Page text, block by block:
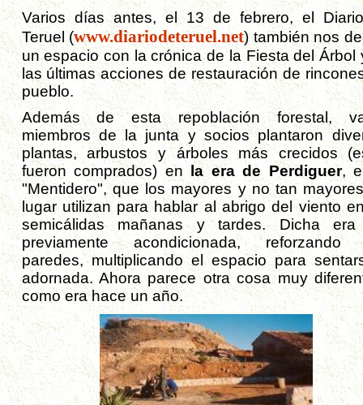
Varios días antes, el 13 de febrero, el
Teruel (www.diariodeteruel.net) también nos
un espacio con la crónica de la Fiesta del Árbol
las últimas acciones de restauración de
pueblo.
Además de esta repoblación forestal,
miembros de la junta y socios plantaron
plantas, arbustos y árboles más crecidos
fueron comprados) en
la era de Perdiguer,
"Mentidero", que los mayores y no tan
lugar utilizan para hablar al abrigo del viento
semicálidas mañanas y tardes. Dicha
previamente acondicionada, reforzando
paredes, multiplicando el espacio para
adornada. Ahora parece otra cosa muy
como era hace un año.